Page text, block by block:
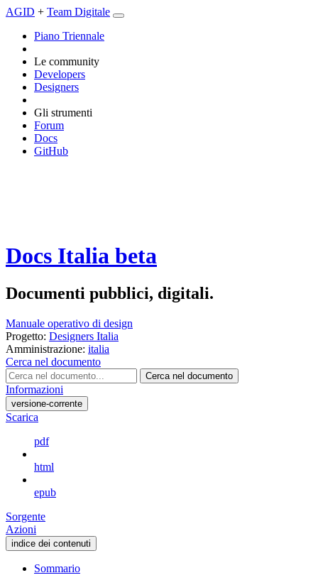
AGID + Team Digitale
Piano Triennale
Le community
Developers
Designers
Gli strumenti
Forum
Docs
GitHub
Docs Italia beta
Documenti pubblici, digitali.
Manuale operativo di design
Progetto: Designers Italia
Amministrazione: italia
Cerca nel documento
Cerca nel documento
Informazioni
versione-corrente
Scarica
pdf
html
epub
Sorgente
Azioni
indice dei contenuti
Sommario